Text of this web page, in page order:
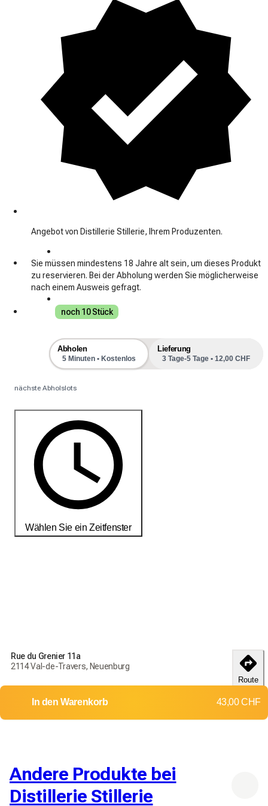
Angebot von Distillerie Stillerie, Ihrem Produzenten.
Sie müssen mindestens 18 Jahre alt sein, um dieses Produkt
zu reservieren. Bei der Abholung werden Sie möglicherweise
nach einem Ausweis gefragt.
noch 10 Stück
Abholen
5 Minuten • Kostenlos
Lieferung
3 Tage-5 Tage • 12,00 CHF
nächste Abholslots
Wählen Sie ein Zeitfenster
Bestellen Sie noch heute, um Ihre Produkte bis zum
18-25
débembre zu erhalten
Rue du Grenier 11a
2114 Val-de-Travers, Neuenburg
Route
In den Warenkorb 43,00 CHF
Andere Produkte bei
Distillerie Stillerie